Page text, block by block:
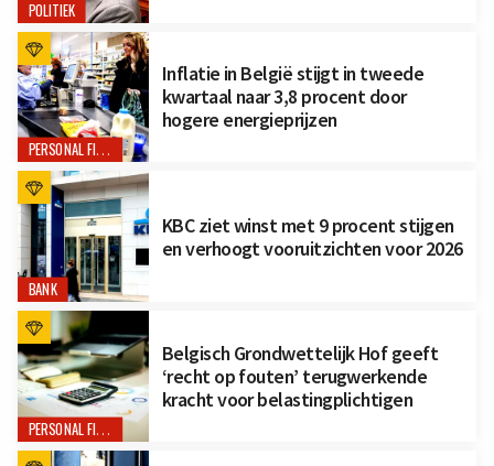
POLITIEK
PERSONAL FINANCE
Inflatie in België stijgt in tweede
kwartaal naar 3,8 procent door
hogere energieprijzen
BANK
KBC ziet winst met 9 procent stijgen
en verhoogt vooruitzichten voor 2026
PERSONAL FINANCE
Belgisch Grondwettelijk Hof geeft
‘recht op fouten’ terugwerkende
kracht voor belastingplichtigen